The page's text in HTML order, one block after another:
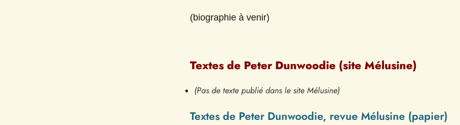
(biographie à venir)
Textes de Peter Dunwoodie (site Mélusine)
(Pas de texte publié dans le site Mélusine)
Textes de Peter Dunwoodie, revue Mélusine (papier)